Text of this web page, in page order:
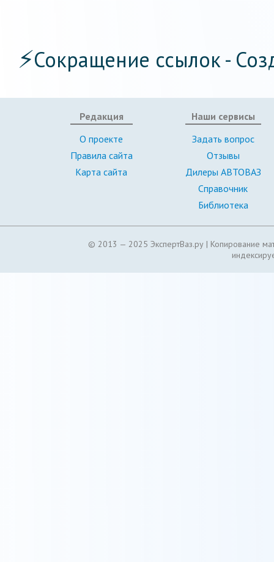
⚡Сокращение ссылок -
Редакция
О проекте
Правила сайта
Карта сайта
Наши сервисы
Задать вопрос
Отзывы
Дилеры АВТОВАЗ
Справочник
Библиотека
© 2013 — 2025 ЭкспертВаз.ру | Копирование